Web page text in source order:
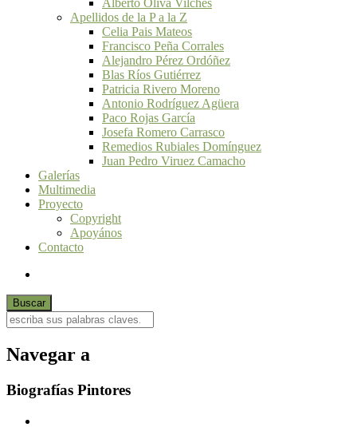
Alberto Oliva Vilches
Apellidos de la P a la Z
Celia Pais Mateos
Francisco Peña Corrales
Alejandro Pérez Ordóñez
Blas Ríos Gutiérrez
Patricia Rivero Moreno
Antonio Rodríguez Agüera
Paco Rojas García
Josefa Romero Carrasco
Remedios Rubiales Domínguez
Juan Pedro Viruez Camacho
Galerías
Multimedia
Proyecto
Copyright
Apoyános
Contacto
Navegar a
Biografías Pintores